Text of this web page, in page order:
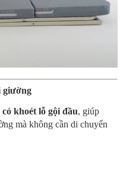
giường
có khoét lỗ gội đầu, giúp
mà không cần di chuyển